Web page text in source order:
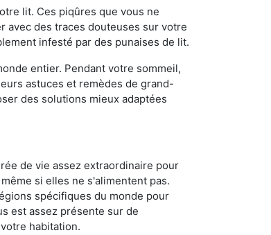
lit. Ces piqûres que vous ne
avec des traces douteuses sur votre
infesté par des punaises de lit.
entier. Pendant votre sommeil,
astuces et remèdes de grand-
des solutions mieux adaptées
de vie assez extraordinaire pour
si elles ne s'alimentent pas.
spécifiques du monde pour
est assez présente sur de
habitation.